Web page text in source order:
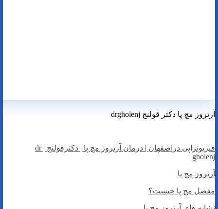
آرتروز مچ پا دکتر قولنج drgholenj
فیزیوتراپی دراصفهان | درمان آرتروز مچ پا | دکترقولنج | dr
gholenj
آرتروز مچ پا
مفصل مچ پا چیست؟